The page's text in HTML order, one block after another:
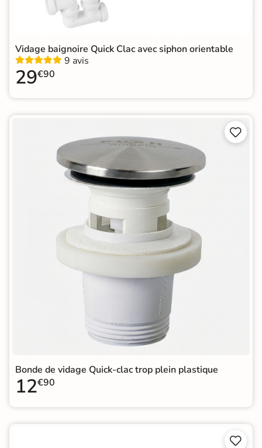
Vidage baignoire Quick Clac avec siphon orientable
9 avis
29€90


Bonde de vidage Quick-clac trop plein plastique
12€90

